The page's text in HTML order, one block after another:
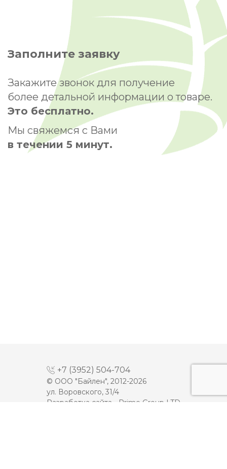
Заполните заявку
Закажите звонок для получение
более детальной информации о товаре.
Это бесплатно.
Мы свяжемся с Вами
в течении 5 минут.
+7 (3952) 504-704
© ООО "Байлен", 2012-2026
ул. Воровского, 31/4
Разработка сайта -
Prime Group LTD